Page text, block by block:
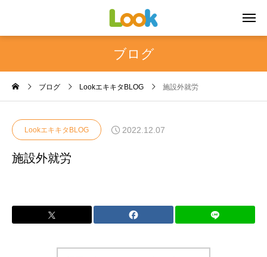
ブログ
ブログ LookエキキタBLOG 施設外就労
LookエキキタBLOG 2022.12.07
施設外就労